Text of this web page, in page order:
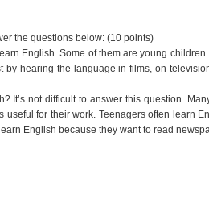
the questions below: (10 points)
English. Some of them are young
by hearing the language in films, on
It’s not difficult to answer this question.
useful for their work. Teenagers often learn
English because they want to read